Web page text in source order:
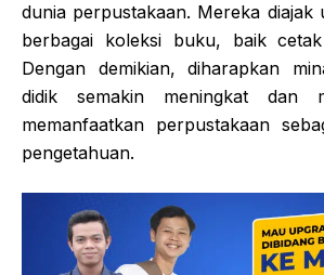
dunia perpustakaan. Mereka diajak
berbagai koleksi buku, baik
Dengan demikian, diharapkan
didik semakin meningkat dan
memanfaatkan perpustakaan
pengetahuan.